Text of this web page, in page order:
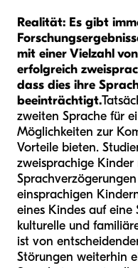
Realität: Es gibt
mit einer Vielzahl
erfolgreich
dass dies ihre
beeinträchtigt.
zweiten Sprache für
Möglichkeiten zur
Vorteile bieten.
zweisprachige Kinder
einsprachigen
eines Kindes auf
kulturelle und
ist von
Störungen weiterhin